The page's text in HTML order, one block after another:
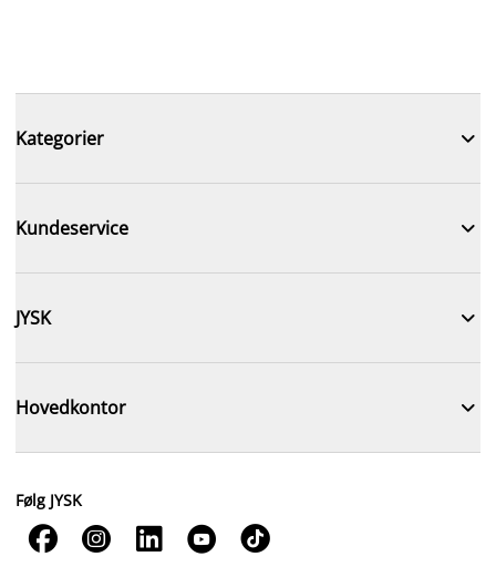
Kategorier 
Kundeservice 
JYSK 
Hovedkontor 
Følg JYSK
    